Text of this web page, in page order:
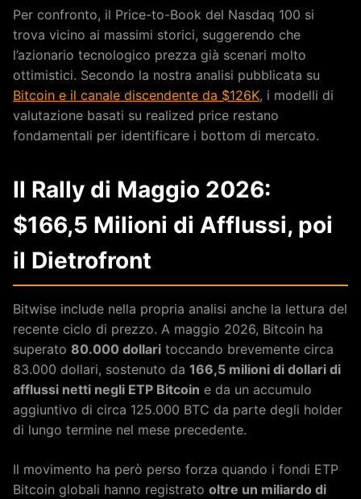
Per confronto, il Price-to-Book del Nasdaq 100 si
trova vicino ai massimi storici, suggerendo che
l’azionario tecnologico prezza già scenari molto
ottimistici. Secondo la nostra analisi pubblicata su
Bitcoin e il canale discendente da $126K, i modelli di
valutazione basati su realized price restano
fondamentali per identificare i bottom di mercato.
Il Rally di Maggio 2026:
$166,5 Milioni di Afflussi, poi
il Dietrofront
Bitwise include nella propria analisi anche la lettura del
recente ciclo di prezzo. A maggio 2026, Bitcoin ha
superato 80.000 dollari toccando brevemente circa
83.000 dollari, sostenuto da 166,5 milioni di dollari di
afflussi netti negli ETP Bitcoin e da un accumulo
aggiuntivo di circa 125.000 BTC da parte degli holder
di lungo termine nel mese precedente.
Il movimento ha però perso forza quando i fondi ETP
Bitcoin globali hanno registrato oltre un miliardo di